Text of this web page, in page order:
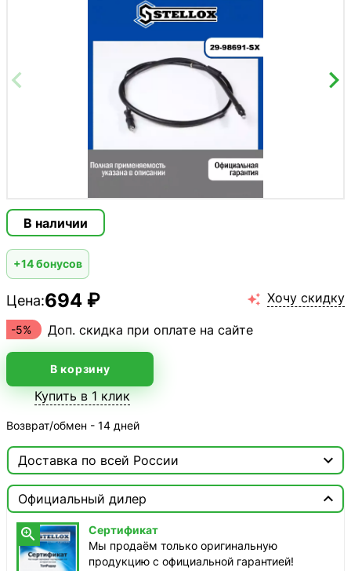
В наличии
+14 бонусов
Цена:694 ₽  Хочу скидку
-5% Доп. скидка при оплате на сайте
В корзину
Купить в 1 клик
Возврат/обмен - 14 дней
Доставка по всей России 
 Москва
ТопРадар — Курьер
сегодня, от 350 ₽
ТопРадар — Самовывоз
Официальный дилер


Сертификат
Мы продаём только оригинальную
продукцию с официальной гарантией!